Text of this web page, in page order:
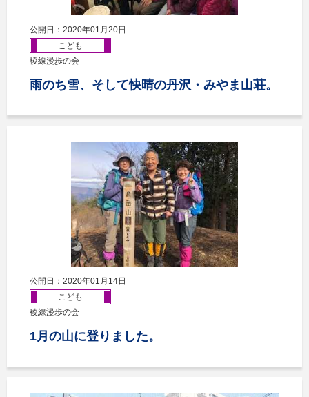
公開日：2020年01月20日
こども
稜線漫歩の会
雨のち雪、そして快晴の丹沢・みやま山荘。
公開日：2020年01月14日
こども
稜線漫歩の会
1月の山に登りました。